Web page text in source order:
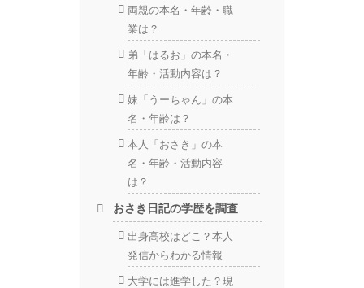
両親の本名・年齢・職
業は？
弟「はるお」の本名・
年齢・活動内容は？
妹「うーちゃん」の本
名・年齢は？
本人「おさき」の本
名・年齢・活動内容
は？
おさき日記の学歴を調査
出身高校はどこ？本人
発信からわかる情報
大学には進学した？現